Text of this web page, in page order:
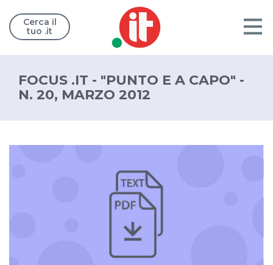
Cerca il
tuo .it
FOCUS .IT - "PUNTO E A CAPO" -
N. 20, MARZO 2012